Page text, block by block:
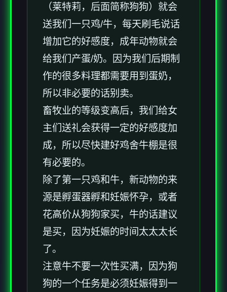
（莱特莉，后面简称狗狗）就会
送我们一只鸡/牛，每天刷毛说话
增加它的好感度，成年动物就会
给我们产蛋/奶。因为我们后期制
作的很多料理都需要用到蛋奶，
所以非必要的话别卖。
畜牧业的等级变高后，我们给女
主们送礼会获得一定的好感度加
成，所以尽快建好鸡舍牛棚是很
有必要的。
除了第一只鸡和牛，新动物的来
源是孵蛋器孵和妊娠怀孕，或者
花高价从狗狗家买，牛的话建议
是买，因为妊娠的时间太太太长
了。
注意牛不要一次性买满，因为狗
狗的一个任务是必须妊娠得到一